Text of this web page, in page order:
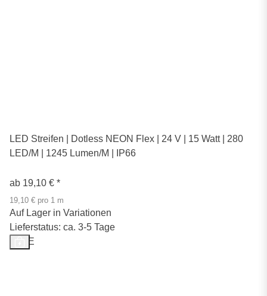
LED Streifen | Dotless NEON Flex | 24 V | 15 Watt | 280
LED/M | 1245 Lumen/M | IP66
ab 19,10 € *
19,10 € pro 1 m
Auf Lager in Variationen
Lieferstatus: ca. 3-5 Tage
SALE